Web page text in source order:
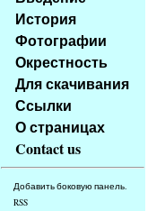
obsah
stránky
Klávesové
zkratky
tomto
webu
základní
strana
История
Фотографии
Окрестность
Для скачивания
Ссылки
О страницах
Contact us
Добавить боковую панель.
RSS